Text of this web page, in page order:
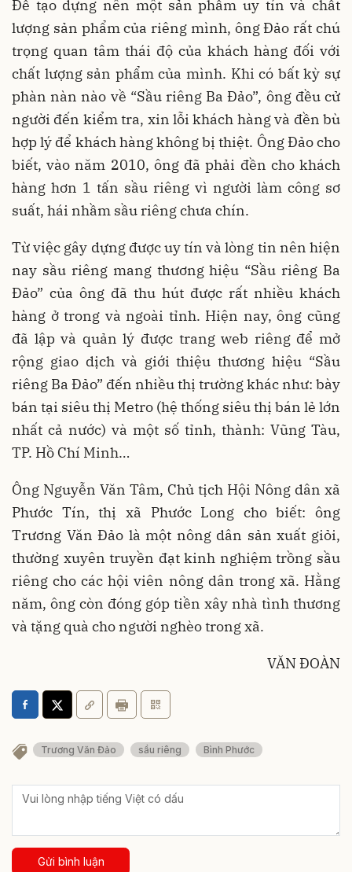
Để tạo dựng nên một sản phẩm uy tín và chất
lượng sản phẩm của riêng mình, ông Đảo rất chú
trọng quan tâm thái độ của khách hàng đối với
chất lượng sản phẩm của mình. Khi có bất kỳ sự
phàn nàn nào về “Sầu riêng Ba Đảo”, ông đều cử
người đến kiểm tra, xin lỗi khách hàng và đền bù
hợp lý để khách hàng không bị thiệt. Ông Đảo cho
biết, vào năm 2010, ông đã phải đền cho khách
hàng hơn 1 tấn sầu riêng vì người làm công sơ
suất, hái nhầm sầu riêng chưa chín.
Từ việc gây dựng được uy tín và lòng tin nên hiện
nay sầu riêng mang thương hiệu “Sầu riêng Ba
Đảo” của ông đã thu hút được rất nhiều khách
hàng ở trong và ngoài tỉnh. Hiện nay, ông cũng
đã lập và quản lý được trang web riêng để mở
rộng giao dịch và giới thiệu thương hiệu “Sầu
riêng Ba Đảo” đến nhiều thị trường khác như: bày
bán tại siêu thị Metro (hệ thống siêu thị bán lẻ lớn
nhất cả nước) và một số tỉnh, thành: Vũng Tàu,
TP. Hồ Chí Minh…
Ông Nguyễn Văn Tâm, Chủ tịch Hội Nông dân xã
Phước Tín, thị xã Phước Long cho biết: ông
Trương Văn Đảo là một nông dân sản xuất giỏi,
thường xuyên truyền đạt kinh nghiệm trồng sầu
riêng cho các hội viên nông dân trong xã. Hằng
năm, ông còn đóng góp tiền xây nhà tình thương
và tặng quà cho người nghèo trong xã.
VĂN ĐOÀN
Trương Văn Đảo sầu riêng Bình Phước
Gửi bình luận